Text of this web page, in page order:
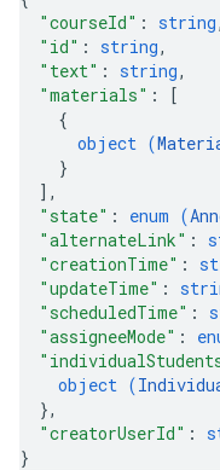
"courseId" : string,
"id" : string,
"text" : string,
"materials" :
[
{
object (
}
] ,
"state" : enum (
"alternateLink" :
"creationTime" :
"updateTime" :
"scheduledTime" :
"assigneeMode" :
object (
},
"creatorUserId" :
}